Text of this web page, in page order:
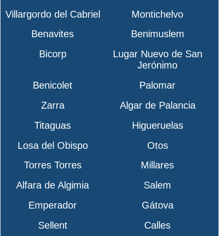
Villargordo del Cabriel
Montichelvo
Benavites
Benimuslem
Bicorp
Lugar Nuevo de San
Jerónimo
Benicolet
Palomar
Zarra
Algar de Palancia
Titaguas
Higueruelas
Losa del Obispo
Otos
Torres Torres
Millares
Alfara de Algimia
Salem
Emperador
Gátova
Sellent
Calles